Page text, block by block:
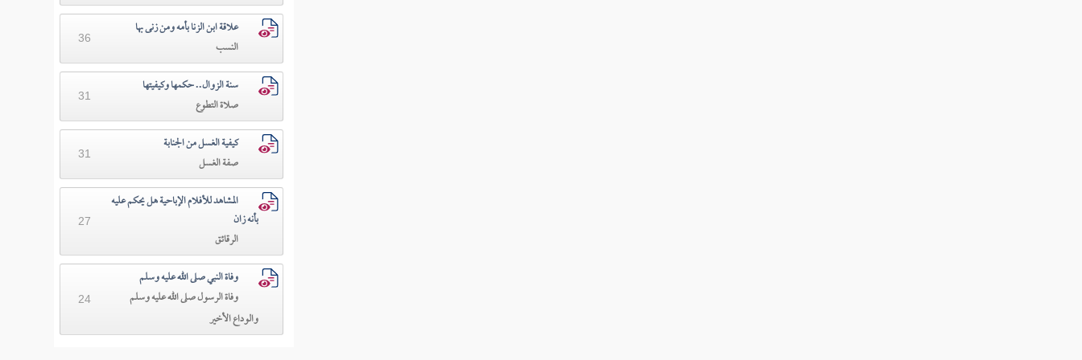
علاقة ابن الزنا بأمه ومن زنى بها
النسب
36
سنة الزوال.. حكمها وكيفيتها
صلاة التطوع
31
كيفية الغسل من الجنابة
صفة الغسل
31
المشاهد للأفلام الإباحية هل يحكم عليه
بأنه زان
الرقائق
27
وفاة النبي صلى الله عليه وسلم
وفاة الرسول صلى الله عليه وسلم
والوداع الأخير
24